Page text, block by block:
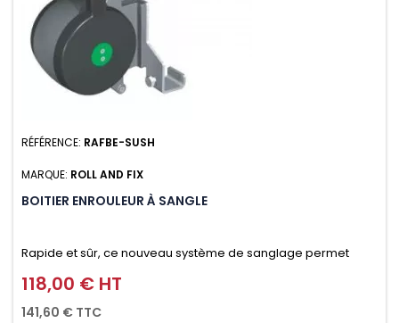
RÉFÉRENCE: RAFBE-SUSH
MARQUE: ROLL AND FIX
BOITIER ENROULEUR À SANGLE
Rapide et sûr, ce nouveau système de sanglage permet
d’arrimer le chargement sur la galerie en moins d’une
minute.
Prix
118,00 € HT
141,60 € TTC